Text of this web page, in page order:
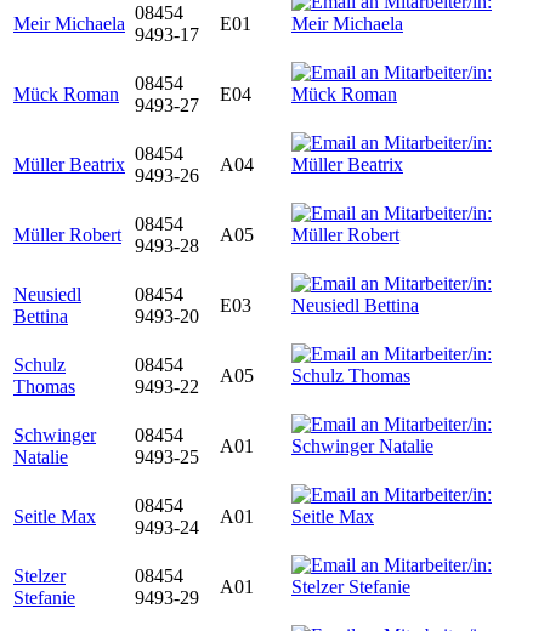
Meir Michaela
08454
9493-17
E01
Mück Roman
08454
9493-27
E04
Müller Beatrix
08454
9493-26
A04
Müller Robert
08454
9493-28
A05
Neusiedl
Bettina
08454
9493-20
E03
Schulz
Thomas
08454
9493-22
A05
Schwinger
Natalie
08454
9493-25
A01
Seitle Max
08454
9493-24
A01
Stelzer
Stefanie
08454
9493-29
A01